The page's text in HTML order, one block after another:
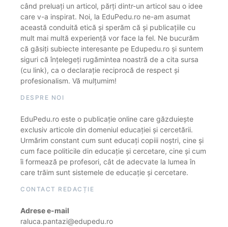
când preluați un articol, părți dintr-un articol sau o idee
care v-a inspirat. Noi, la EduPedu.ro ne-am asumat
această conduită etică și sperăm că și publicațiile cu
mult mai multă experiență vor face la fel. Ne bucurăm
că găsiți subiecte interesante pe Edupedu.ro și suntem
siguri că înțelegeți rugămintea noastră de a cita sursa
(cu link), ca o declarație reciprocă de respect și
profesionalism. Vă mulțumim!
DESPRE NOI
EduPedu.ro este o publicație online care găzduiește
exclusiv articole din domeniul educației și cercetării.
Urmărim constant cum sunt educați copiii noștri, cine și
cum face politicile din educație și cercetare, cine și cum
îi formează pe profesori, cât de adecvate la lumea în
care trăim sunt sistemele de educație și cercetare.
CONTACT REDACȚIE
Adrese e-mail
raluca.pantazi@edupedu.ro